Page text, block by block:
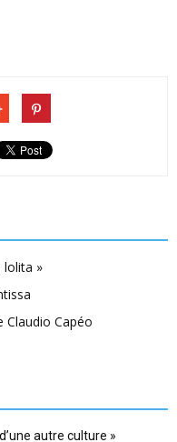
lolita »
Claudio Capéo
autre culture »